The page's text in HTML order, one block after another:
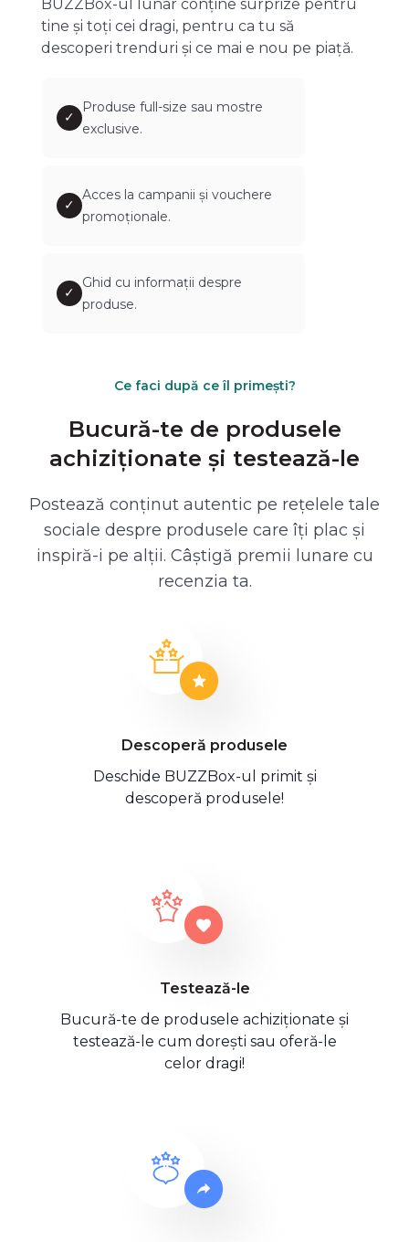
BUZZBox-ul lunar conține surprize pentru
tine și toți cei dragi, pentru ca tu să
descoperi trenduri și ce mai e nou pe piață.
✓
Produse full-size sau mostre
exclusive.
✓
Acces la campanii și vouchere
promoționale.
✓
Ghid cu informații despre
produse.
Ce faci după ce îl primești?
Bucură-te de produsele
achiziționate și testează-le
Postează conținut autentic pe rețelele tale
sociale despre produsele care îți plac și
inspiră-i pe alții. Câștigă premii lunare cu
recenzia ta.
Descoperă produsele
Deschide BUZZBox-ul primit și
descoperă produsele!
Testează-le
Bucură-te de produsele achiziționate și
testează-le cum dorești sau oferă-le
celor dragi!